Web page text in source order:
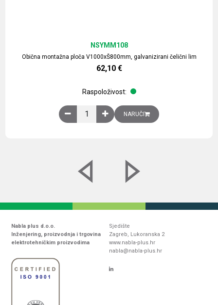
Obična montažna ploča V1000xŠ800mm, galvanizirani čelični lim
NSYMM108
62,10 €
Raspoloživost:
Obična montažna ploča V1000xŠ800mm,
NARUČI
Nabla plus d.o.o.
Inženjering, proizvodnja i trgovina
elektrotehničkim proizvodima
Sjedište
Zagreb, Lukoranska 2
www.nabla-plus.hr
nabla@nabla-plus.hr